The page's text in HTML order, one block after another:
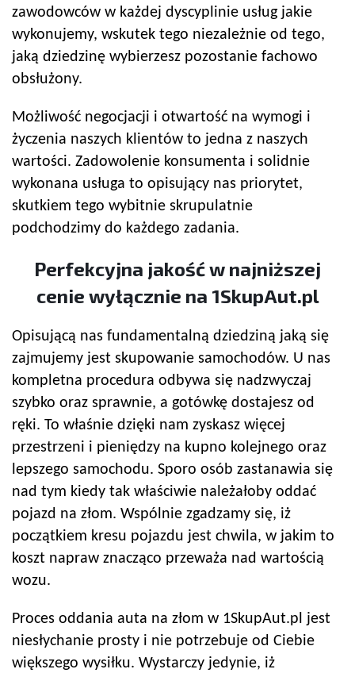
zawodowców w każdej dyscyplinie usług jakie
wykonujemy, wskutek tego niezależnie od tego,
jaką dziedzinę wybierzesz pozostanie fachowo
obsłużony.
Możliwość negocjacji i otwartość na wymogi i
życzenia naszych klientów to jedna z naszych
wartości. Zadowolenie konsumenta i solidnie
wykonana usługa to opisujący nas priorytet,
skutkiem tego wybitnie skrupulatnie
podchodzimy do każdego zadania.
Perfekcyjna jakość w najniższej
cenie wyłącznie na 1SkupAut.pl
Opisującą nas fundamentalną dziedziną jaką się
zajmujemy jest skupowanie samochodów. U nas
kompletna procedura odbywa się nadzwyczaj
szybko oraz sprawnie, a gotówkę dostajesz od
ręki. To właśnie dzięki nam zyskasz więcej
przestrzeni i pieniędzy na kupno kolejnego oraz
lepszego samochodu. Sporo osób zastanawia się
nad tym kiedy tak właściwie należałoby oddać
pojazd na złom. Wspólnie zgadzamy się, iż
początkiem kresu pojazdu jest chwila, w jakim to
koszt napraw znacząco przeważa nad wartością
wozu.
Proces oddania auta na złom w 1SkupAut.pl jest
niesłychanie prosty i nie potrzebuje od Ciebie
większego wysiłku. Wystarczy jedynie, iż